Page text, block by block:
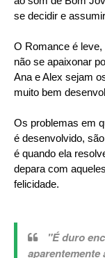
se decidir e
O Romance é
não se apaixonar
Ana e Alex sejam
muito bem
Os problemas em
é desenvolvido,
é quando ela
depara com
felicidade.
"É duro
aparentemente